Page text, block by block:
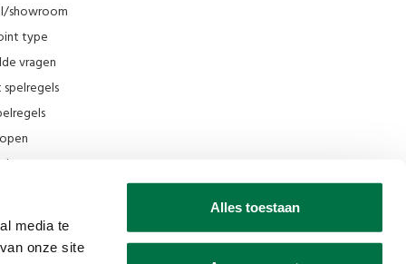
media te
onze site
Alles toestaan
showroom
type
vragen
Van den Broek Biljarts